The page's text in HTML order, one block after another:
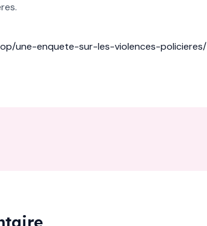
une-enquete-sur-les-violences-policieres/